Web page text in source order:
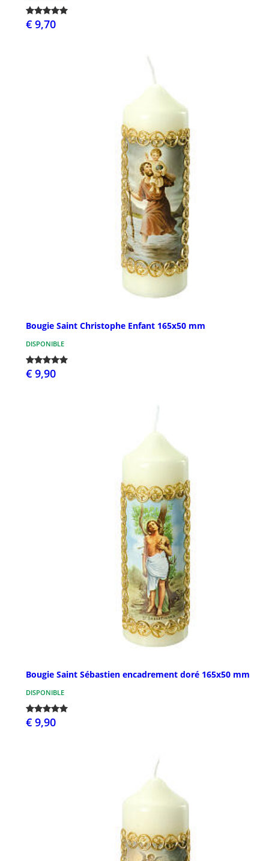
€ 9,70
Bougie Saint Christophe Enfant 165x50 mm
DISPONIBLE
€ 9,90
Bougie Saint Sébastien encadrement doré 165x50 mm
DISPONIBLE
€ 9,90